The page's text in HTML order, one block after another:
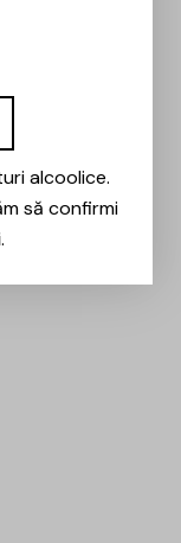
alcoolice.
să confirmi
.